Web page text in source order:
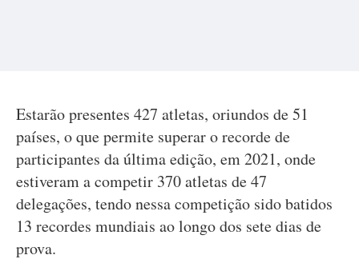
Estarão presentes 427 atletas, oriundos de 51
países, o que permite superar o recorde de
participantes da última edição, em 2021, onde
estiveram a competir 370 atletas de 47
delegações, tendo nessa competição sido batidos
13 recordes mundiais ao longo dos sete dias de
prova.